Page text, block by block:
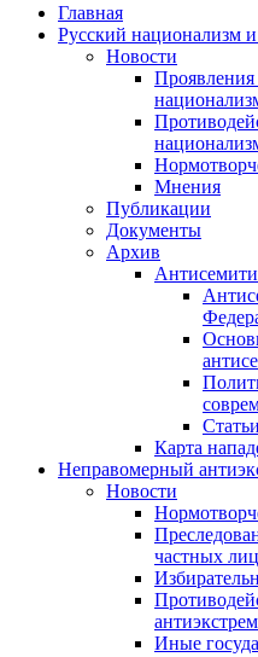
Главная
Русский национализм
Новости
Проявления
Мнения
Публикации
Документы
Архив
Карта
Неправомерный
Новости
частных лиц
Иные